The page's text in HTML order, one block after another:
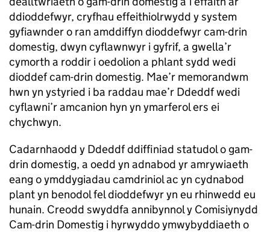
ddioddefwyr, cryfhau effeithiolrwydd y system
gyfiawnder o ran amddiffyn dioddefwyr cam-drin
domestig, dwyn cyflawnwyr i gyfrif, a gwella’r
cymorth a roddir i oedolion a phlant sydd wedi
dioddef cam-drin domestig. Mae’r memorandwm
hwn yn ystyried i ba raddau mae’r Ddeddf wedi
cyflawni’r amcanion hyn yn ymarferol ers ei
chychwyn.
Cadarnhaodd y Ddeddf ddiffiniad statudol o gam-
drin domestig, a oedd yn adnabod yr amrywiaeth
eang o ymddygiadau camdriniol ac yn cydnabod
plant yn benodol fel dioddefwyr yn eu rhinwedd eu
hunain. Creodd swyddfa annibynnol y Comisiynydd
Cam-drin Domestig i hyrwyddo ymwybyddiaeth o